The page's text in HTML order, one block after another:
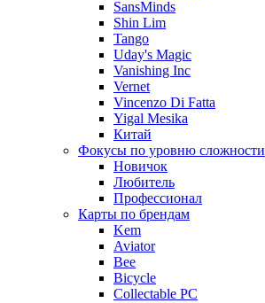
SansMinds
Shin Lim
Tango
Uday's Magic
Vanishing Inc
Vernet
Vincenzo Di Fatta
Yigal Mesika
Китай
Фокусы по уровню сложности
Новичок
Любитель
Профессионал
Карты по брендам
Kem
Aviator
Bee
Bicycle
Collectable PC